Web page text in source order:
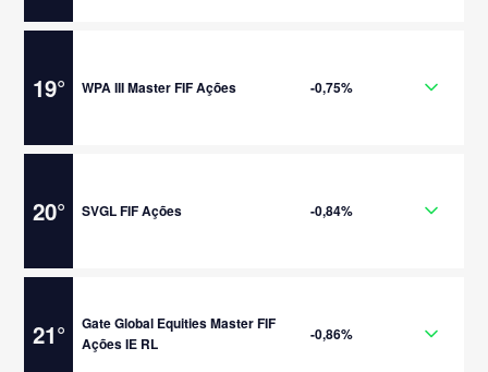
19° WPA III Master FIF Ações -0,75%
20° SVGL FIF Ações -0,84%
21°
Gate Global Equities Master FIF
Ações IE RL
-0,86%